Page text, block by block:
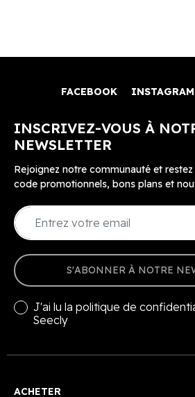
FACEBOOK INSTAGRAM
INSCRIVEZ-VOUS À
NEWSLETTER
Rejoignez notre communauté et
code promotionnels, bons plans et
S'ABONNER À NOTRE
J'ai lu la politique de
Seecly
ACHETER